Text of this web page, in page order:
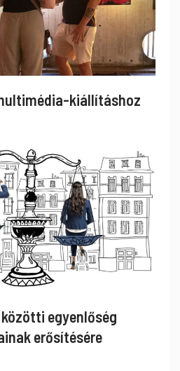
kiállításhoz
egyenlőség
erősítésére